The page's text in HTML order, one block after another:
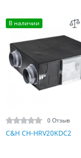
В наличии
0 Отзыв
C&H CH-HRV20KDC2